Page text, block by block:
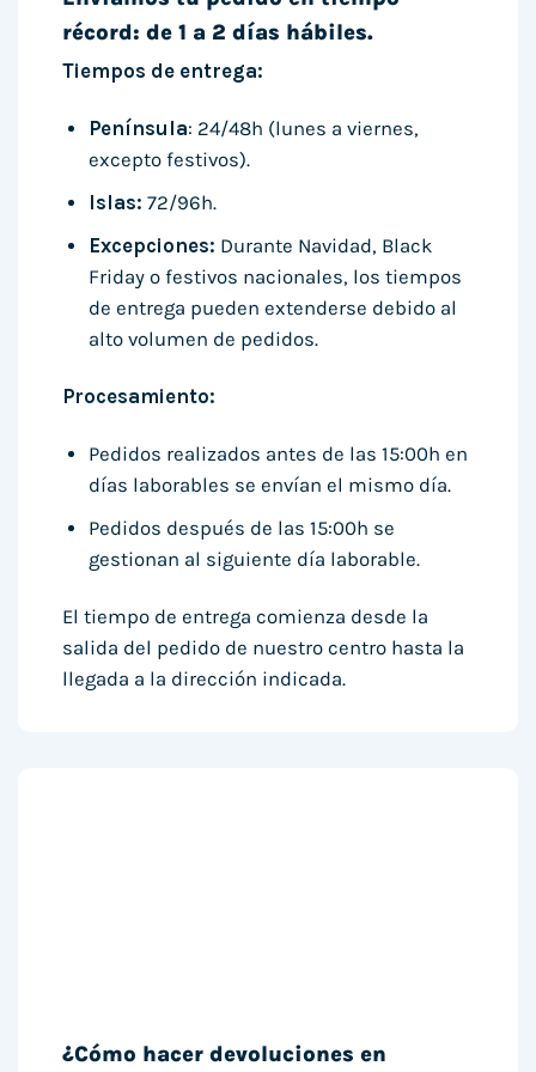
récord: de 1 a 2 días hábiles.
Tiempos de entrega:
Península: 24/48h (lunes a viernes,
excepto festivos).
Islas: 72/96h.
Excepciones: Durante Navidad, Black
Friday o festivos nacionales, los tiempos
de entrega pueden extenderse debido al
alto volumen de pedidos.
Procesamiento:
Pedidos realizados antes de las 15:00h en
días laborables se envían el mismo día.
Pedidos después de las 15:00h se
gestionan al siguiente día laborable.
El tiempo de entrega comienza desde la
salida del pedido de nuestro centro hasta la
llegada a la dirección indicada.
¿Cómo hacer devoluciones en